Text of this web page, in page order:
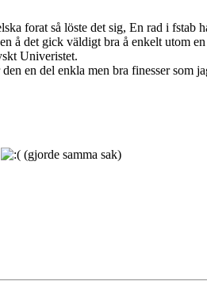
forat så löste det sig, En rad i fstab
å det gick väldigt bra å enkelt utom
Univeristet.
en del enkla men bra finesser
(gjorde samma sak)